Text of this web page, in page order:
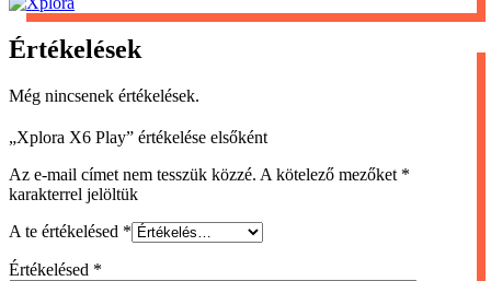
Értékelések
Még nincsenek értékelések.
„Xplora X6 Play” értékelése elsőként
Az e-mail címet nem tesszük közzé. A kötelező mezőket *
karakterrel jelöltük
A te értékelésed *
Értékelésed *